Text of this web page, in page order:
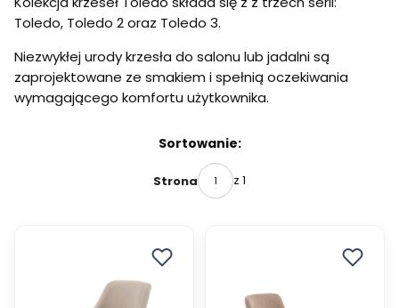
Toledo, Toledo 2 oraz Toledo 3.
Niezwykłej urody krzesła do salonu lub jadalni są
zaprojektowane ze smakiem i spełnią oczekiwania
wymagającego komfortu użytkownika.
Sortowanie:
Strona z 1